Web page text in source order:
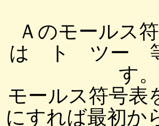
Ａのモールス
は ト ツー 等
す
モールス符号表
にすれば最初か